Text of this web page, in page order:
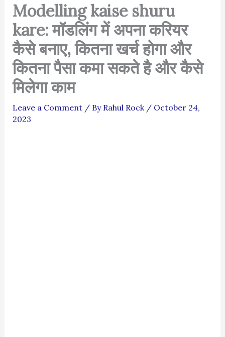
Modelling kaise shuru
kare: मॉडलिंग में अपना करियर
कैसे बनाए, कितना खर्च होगा और
कितना पैसा कमा सकते है और कैसे
मिलेगा काम
Leave a Comment / By Rahul Rock / October 24,
2023